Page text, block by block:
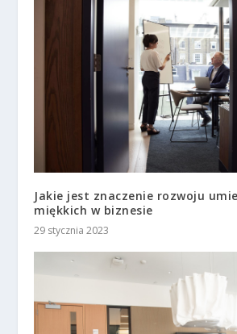
Jakie jest znaczenie rozwoju
miękkich w biznesie
29 stycznia 2023